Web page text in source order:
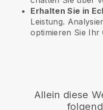
Erhalten Sie in
Leistung.
optimieren Sie Ihr
Allein diese